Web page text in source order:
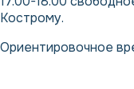
Кострому.
Ориентировочное